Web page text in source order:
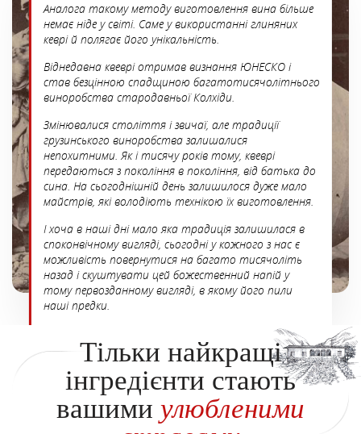
Аналога такому методу виготовлення вина більше
немає ніде у світі. Саме у використанні глиняних
кеврі й полягає його унікальність.
Віднедавна квеврі отримав визнання ЮНЕСКО і
став безцінною спадщиною багатотисячолітнього
виноробства стародавньої Колхіди.
Змінювалися століття і звичаї, але традиції
грузинського виноробства залишалися
непохитними. Як і тисячу років тому, квеврі
передаються з покоління в покоління, від батька до
сина. На сьогоднішній день залишилося дуже мало
майстрів, які володіють технікою їх виготовлення.
І хоча в наші дні мало яка традиція залишилася в
споконвічному вигляді, сьогодні у кожного з нас є
можливість повернутися на багато тисячоліть
назад і скуштувати цей божественний напій у
тому первозданному вигляді, в якому його пили
наші предки.
Тільки найкращі
інгредієнти стають
вашими улюбленими